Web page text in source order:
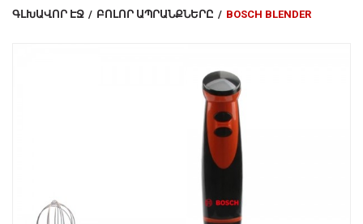
Լավագույն Վաճառք
ԳԼԽԱՎՈՐ ԷՋ / ԲՈԼՈՐ ԱՊՐԱՆՔՆԵՐԸ / BOSCH BLENDER